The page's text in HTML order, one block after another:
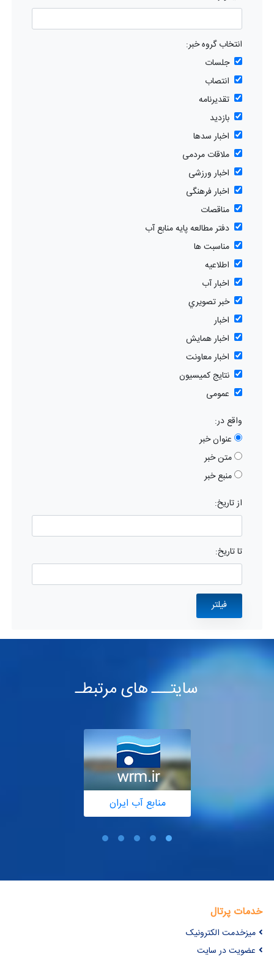
انتخاب گروه خبر:
جلسات
انتصاب
تقدیرنامه
بازدید
اخبار سدها
ملاقات مردمی
اخبار ورزشی
اخبار فرهنگی
مناقصات
دفتر مطالعه پایه منابع آب
مناسبت ها
اطلاعیه
اخبار آب
خبر تصويري
اخبار
اخبار همایش
اخبار معاونت
نتایج کمیسیون
عمومی
واقع در:
عنوان خبر
متن خبر
منبع خبر
از تاریخ:
تا تاریخ:
سایتـــ های مرتبطـ
منابع آب ایران
خدمات پرتال
میزخدمت الکترونیک
عضویت در سایت